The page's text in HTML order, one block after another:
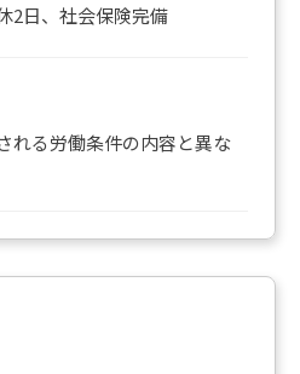
2日、社会保険完備
れる労働条件の内容と異な